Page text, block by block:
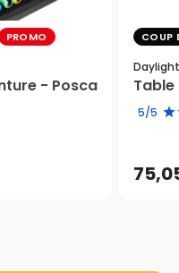
PROMO
- Posca
COUP
Daylight
Table
5/5